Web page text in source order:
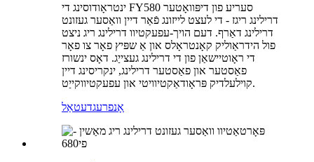
ינטראָודוסינג די FY580 סעריע פון ​​​​דיפּוואָטער
דרילינג ריגז - די לעצט לייזונג פֿאַר דיין וואַסער געזונט
דרילינג דאַרף. דעם הויך-עפעקטיוו דרילינג ריג ניצט
פול הידראַוליק קאָנטראָלס און אַ שפּיץ פאָר צו פאָר
די ראָוטיישאַן פון די דרילינג געצייַג. דאָס ינשורז
פאַסטער און פאַסטער דרילינג, ינקריסינג דיין
קוילעלדיק פּראָודאַקטיוויטי און עפעקטיווקייַט.
אָנפרעגדעטאַל